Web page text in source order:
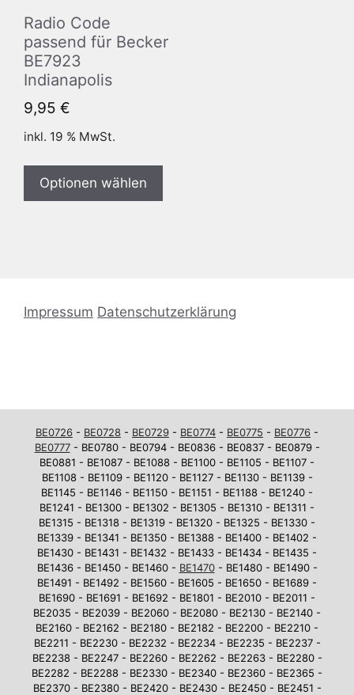
Radio Code
passend für Becker
BE7923
Indianapolis
9,95 €
inkl. 19 % MwSt.
Optionen wählen
Impressum Datenschutzerklärung
BE0726 - BE0728 - BE0729 - BE0774 - BE0775 - BE0776 -
BE0777- BE0780 - BE0794 - BE0836 - BE0837 - BE0879 -
BE0881 - BE1087 - BE1088 - BE1100 - BE1105 - BE1107 -
BE1108 - BE1109 - BE1120 - BE1127 - BE1130 - BE1139 -
BE1145 - BE1146 - BE1150 - BE1151 - BE1188 - BE1240 -
BE1241 - BE1300 - BE1302 - BE1305 - BE1310 - BE1311 -
BE1315 - BE1318 - BE1319 - BE1320 - BE1325 - BE1330 -
BE1339 - BE1341 - BE1350 - BE1388 - BE1400 - BE1402 -
BE1430 - BE1431 - BE1432 - BE1433 - BE1434 - BE1435 -
BE1436 - BE1450 - BE1460 - BE1470- BE1480 - BE1490 -
BE1491 - BE1492 - BE1560 - BE1605 - BE1650 - BE1689 -
BE1690 - BE1691 - BE1692 - BE1801 - BE2010 - BE2011 -
BE2035 - BE2039 - BE2060 - BE2080 - BE2130 - BE2140 -
BE2160 - BE2162 - BE2180 - BE2182 - BE2200 - BE2210 -
BE2211 - BE2230 - BE2232 - BE2234 - BE2235 - BE2237 -
BE2238 - BE2247 - BE2260 - BE2262 - BE2263 - BE2280 -
BE2282 - BE2288 - BE2330 - BE2340 - BE2360 - BE2365 -
BE2370 - BE2380 - BE2420 - BE2430 - BE2450 - BE2451 -